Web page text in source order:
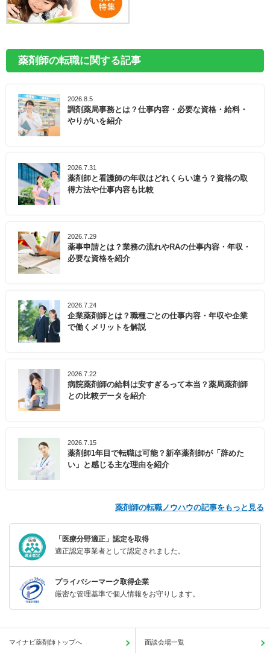
薬剤師の転職に関する記事
2026.8.5
調剤薬局事務とは？仕事内容・必要な資格・給料・
やりがいを紹介
2026.7.31
薬剤師と看護師の年収はどれくらい違う？資格の取
得方法や仕事内容も比較
2026.7.29
薬事申請とは？業務の流れやRAの仕事内容・年収・
必要な資格を紹介
2026.7.24
企業薬剤師とは？職種ごとの仕事内容・年収や企業
で働くメリットを解説
2026.7.22
病院薬剤師の給料は安すぎるって本当？薬局薬剤師
との比較データを紹介
2026.7.15
薬剤師1年目で転職は可能？新卒薬剤師が「辞めた
い」と感じる主な理由を紹介
薬剤師の転職ノウハウの記事をもっと見る
「医療分野適正」認定を取得
適正認定事業者として認定されました。
プライバシーマーク取得企業
厳密な管理基準で個人情報をお守りします。
マイナビ薬剤師トップへ 面談会場一覧